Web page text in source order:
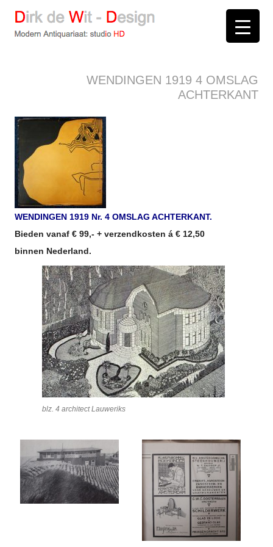
Dirk de Wit - Design
Modern Antiquariaat: studio HD
WENDINGEN 1919 4 OMSLAG
ACHTERKANT
WENDINGEN 1919 Nr. 4 OMSLAG ACHTERKANT.
Bieden vanaf € 99,- + verzendkosten á € 12,50
binnen Nederland.
blz. 4 architect Lauweriks